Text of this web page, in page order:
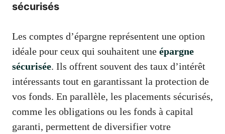
sécurisés
Les comptes d’épargne représentent une option
idéale pour ceux qui souhaitent une épargne
sécurisée. Ils offrent souvent des taux d’intérêt
intéressants tout en garantissant la protection de
vos fonds. En parallèle, les placements sécurisés,
comme les obligations ou les fonds à capital
garanti, permettent de diversifier votre